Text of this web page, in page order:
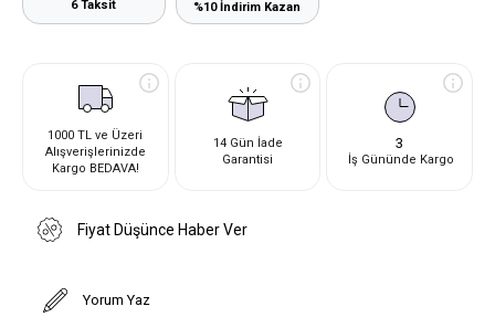
6 Taksit
%10 İndirim Kazan
1000 TL ve Üzeri
Alışverişlerinizde
Kargo BEDAVA!
14 Gün İade
Garantisi
3
İş Gününde Kargo
Fiyat Düşünce Haber Ver
Yorum Yaz